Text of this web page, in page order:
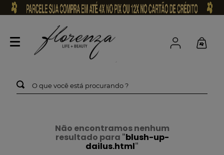
O que você está procurando ?
Não encontramos nenhum
resultado para "blush-up-
dailus.html"